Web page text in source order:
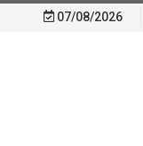
07/08/2026